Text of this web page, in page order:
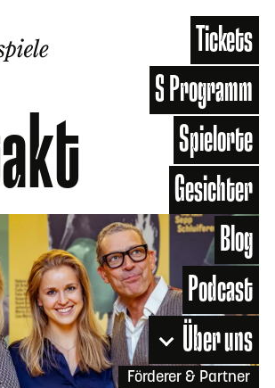
Tickets
Shuttle-Info
Menu
Programm
Spielorte
Gesichter
Blog
Podcast
Über uns
Förderer & Partner